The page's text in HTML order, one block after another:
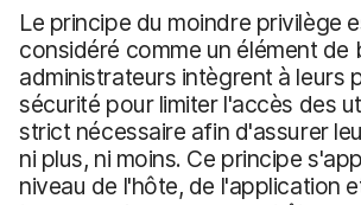
Le principe du moindre privilège
considéré comme un élément de
administrateurs intègrent à leurs
sécurité pour limiter l'accès des
strict nécessaire afin d'assurer
ni plus, ni moins. Ce principe
niveau de l'hôte, de l'application